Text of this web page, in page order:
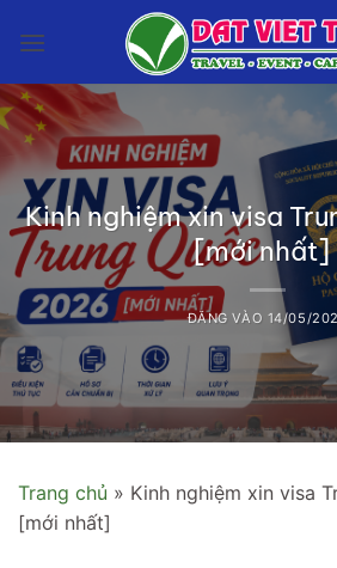
qua
dung
Kinh nghiệm xin visa
[mới
ĐĂNG VÀO 14/05/
Trang chủ » Kinh nghiệm xin visa
[mới nhất]